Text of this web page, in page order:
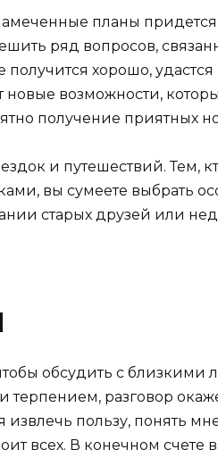
намеченные планы
ряд вопросов,
хорошо,
новые возможности,
получение приятных
и путешествий. Тем,
вы сумеете выбрать
старых друзей или
обсудить с близкими
терпением, разговор
извлечь пользу, понять
всех. В конечном